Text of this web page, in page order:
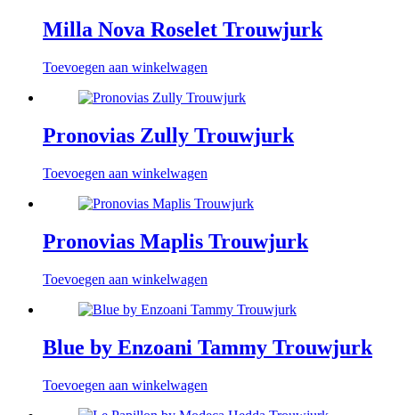
Milla Nova Roselet Trouwjurk
Toevoegen aan winkelwagen
Pronovias Zully Trouwjurk
Toevoegen aan winkelwagen
Pronovias Maplis Trouwjurk
Toevoegen aan winkelwagen
Blue by Enzoani Tammy Trouwjurk
Toevoegen aan winkelwagen